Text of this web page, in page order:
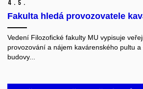
4. 5.
Fakulta hledá provozovatele
Vedení Filozofické fakulty MU vypisuje
provozování a nájem kavárenského pultu
budovy...